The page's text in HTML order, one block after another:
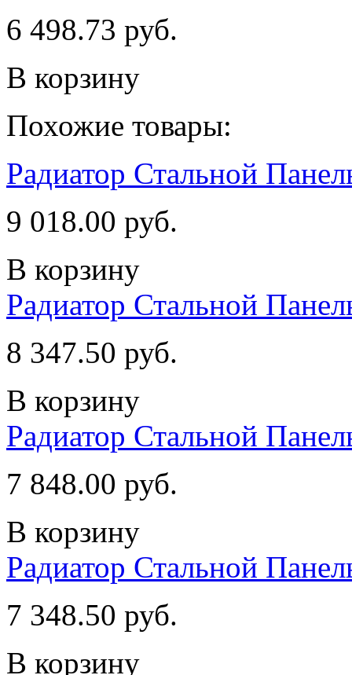
6 498.73 руб.
В корзину
Похожие товары:
Радиатор Стальной
9 018.00 руб.
В корзину
Радиатор Стальной
8 347.50 руб.
В корзину
Радиатор Стальной
7 848.00 руб.
В корзину
Радиатор Стальной
7 348.50 руб.
В корзину